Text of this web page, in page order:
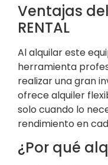
Ventajas
RENTAL
Al alquilar este
herramienta
realizar una gran
ofrece alquiler
solo cuando lo
rendimiento en
¿Por qué